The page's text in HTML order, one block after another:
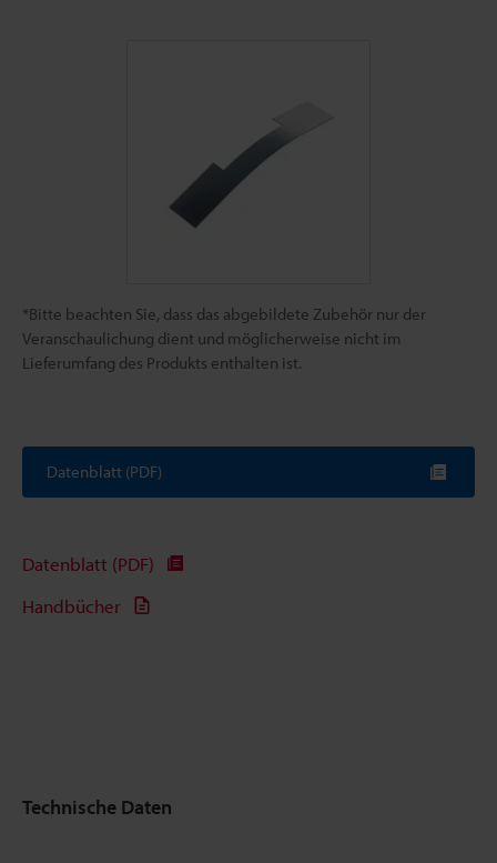
*Bitte beachten Sie, dass das abgebildete Zubehör nur der
Veranschaulichung dient und möglicherweise nicht im
Lieferumfang des Produkts enthalten ist.
Datenblatt (PDF)
Datenblatt (PDF)
Handbücher
Technische Daten